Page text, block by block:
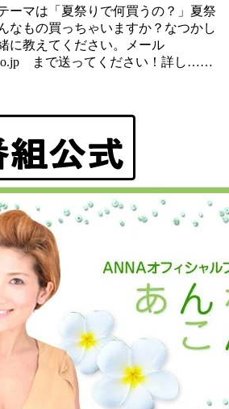
ーマは「夏祭りで何買うの？」夏祭
なもの買っちゃいますか？なつかし
に教えてください。メール
まで送ってください！詳し……